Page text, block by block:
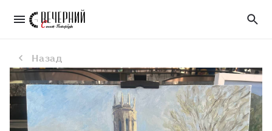
«Пленэр. ПДМ. Вокзалы»: в Петербурге открыли выставку, посвященную вокзалам России
Назад